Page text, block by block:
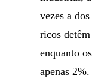
vezes a
ricos
enquanto
apenas